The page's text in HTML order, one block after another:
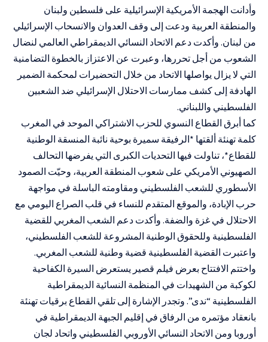
وأدانت الهجمة الأمريكية الإسرائيلية على فلسطين ولبنان
والمنطقة العربية ودعت إلى وقف العدوان والانسحاب الإسرائيلي
من لبنان. وأكدت دعم الاتحاد النسائي الديمقراطي العالمي لنضال
الشعوب من أجل تحررها، وعبرت عن الاعتزاز بالخطوة التضامنية
التي لا يزال يواصلها الاتحاد من خلال التحضيرات لمحكمة الضمير
الهادفة إلى كشف ممارسات الاحتلال الإسرائيلي ضد الشعبين
الفلسطيني واللبناني.
كما أبرق القطاع النسوي للحزب الاشتراكي الموحد في المغرب
كلمة تهنئة ألقتها *الرفيقة سميرة بوحية نائبة المنسقة الوطنية
للقطاع*، تناولت فيها التحديات الكبرى التي يفرضها التحالف
الصهيوني الأمريكي على شعوب المنطقة العربية، وحيّت الصمود
الأسطوري للشعب الفلسطيني ومقاومته الباسلة في مواجهة
حرب الإبادة، والموقع المتقدم للنساء في قلب الصراع اليومي مع
الاحتلال في غزة والضفة. وأكدت دعم الشعب المغربي للقضية
الفلسطينية وللحقوق الوطنية المشروعة للشعب الفلسطيني،
واعتبرت القضية الفلسطينية قضية وطنية للشعب المغربي.
واختتم الافتتاح بعرض فيلم قصير يستعرض السيرة الكفاحية
لكوكبة من الشهيدات في المنظمة النسائية الديمقراطية
الفلسطينية “ندى”. وتجدر الإشارة إلى تلقي القطاع برقيات تهنئة
بانعقاد مؤتمره من الرفاق في إقليم الجبهة الديمقراطية في
أوروبا ومن الاتحاد النسائي الأوروبي الفلسطيني واتحاد لجان